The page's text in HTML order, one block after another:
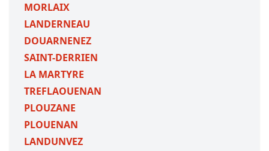
MORLAIX
LANDERNEAU
DOUARNENEZ
SAINT-DERRIEN
LA MARTYRE
TREFLAOUENAN
PLOUZANE
PLOUENAN
LANDUNVEZ